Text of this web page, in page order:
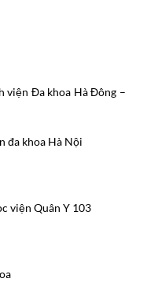
viện Đa khoa Hà Đông –
đa khoa Hà Nội
viện Quân Y 103